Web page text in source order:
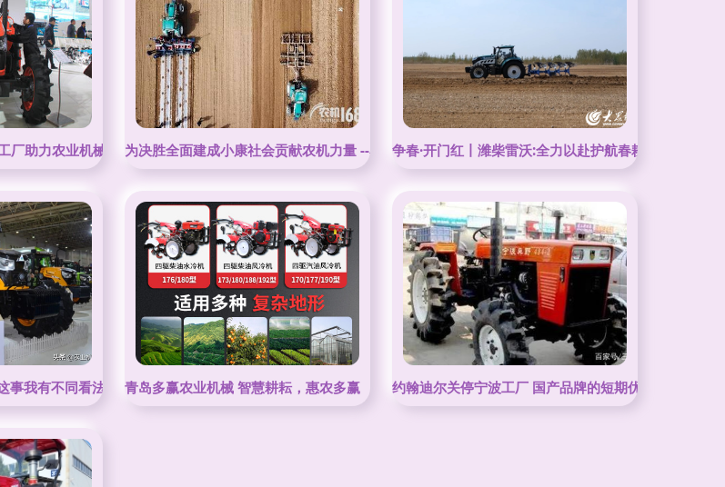
厂助力农业机械本土化增产为决胜全面建成小康社会贡献农机力量 --看农机龙头企业雷沃重工的“三农担当”
争春·开门红丨潍柴雷沃:全力以赴护航春耕,用智慧端牢
事我有不同看法 青岛多赢农业机械 智慧耕耘，惠农多赢 约翰迪尔关停宁波工厂 国产品牌的短期优势与长期挑战